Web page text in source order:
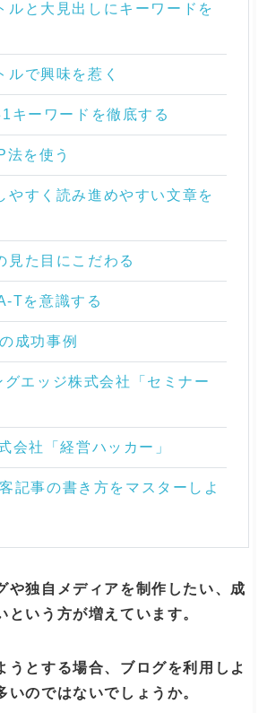
ルと大見出しにキーワードを
で興味を惹く
キーワードを徹底する
を使う
やすく読み進めやすい文章を
見た目にこだわる
Tを意識する
成功事例
エッジ株式会社「セミナー
会社「経営ハッカー」
記事の書き方をマスターしよ
や独自メディアを制作したい、成
という方が増えています。
うとする場合、ブログを利用しよ
いのではないでしょうか。